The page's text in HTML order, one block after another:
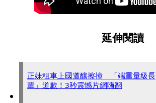
延伸閱讀
正妹租車上國道釀擦撞 「端重量級長
輩」道歉！3秒震憾片網嗨翻